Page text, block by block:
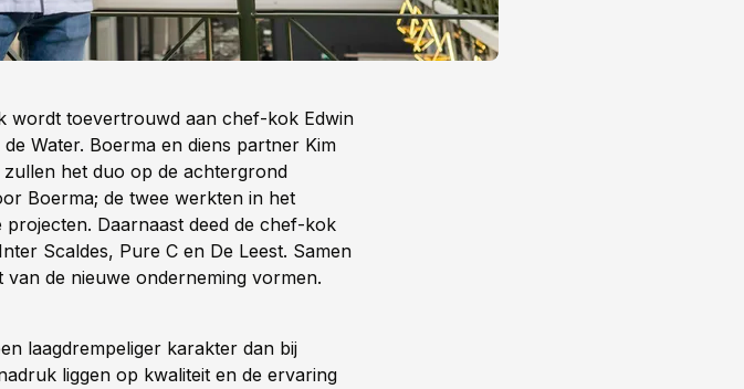
wordt toevertrouwd aan chef-kok Edwin
Water. Boerma en diens partner Kim
het duo op de achtergrond
Boerma; de twee werkten in het
Daarnaast deed de chef-kok
Scaldes, Pure C en De Leest. Samen
van de nieuwe onderneming vormen.
laagdrempeliger karakter dan bij
liggen op kwaliteit en de ervaring